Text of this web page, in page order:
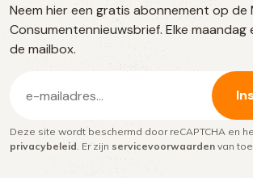
social
media
Neem hier een gratis abonnement op de
Consumentennieuwsbrief. Elke maandag
de mailbox.
mailadres
(Vereist)
Deze site wordt beschermd door reCAPTCHA en
privacybeleid . Er zijn servicevoorwaarden van